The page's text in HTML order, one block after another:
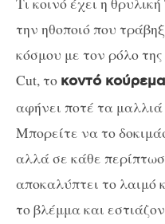
την ηθοποιό που
κόσμου με τον ρόλο
Cut, το κοντό κούρεμα
αφήνει ποτέ τα
Mπορείτε να το
αλλά σε κάθε
αποκαλύπτει το λαιμό
το βλέμμα και